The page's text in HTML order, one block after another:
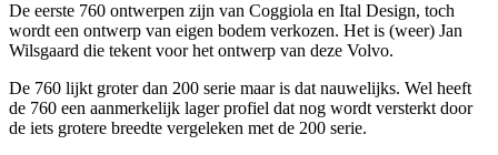
De eerste 760 ontwerpen zijn van Coggiola en Ital Design, toch
wordt een ontwerp van eigen bodem verkozen. Het is (weer) Jan
Wilsgaard die tekent voor het ontwerp van deze Volvo.
De 760 lijkt groter dan 200 serie maar is dat nauwelijks. Wel heeft
de 760 een aanmerkelijk lager profiel dat nog wordt versterkt door
de iets grotere breedte vergeleken met de 200 serie.